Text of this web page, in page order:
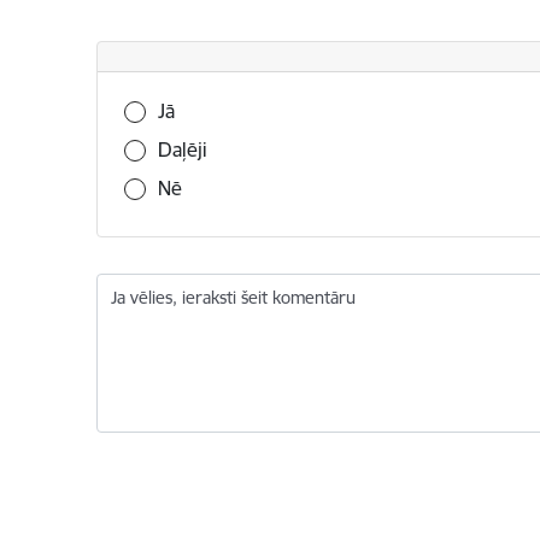
Vai šī informācija bija noderīga?
Jā
Daļēji
Nē
Ja vēlies, ieraksti šeit komentāru